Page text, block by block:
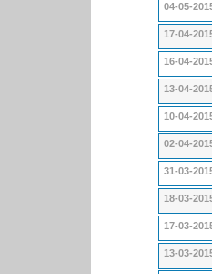
04-05-
17-04-
16-04-
13-04-
10-04-
02-04-
31-03-
18-03-
17-03-
13-03-